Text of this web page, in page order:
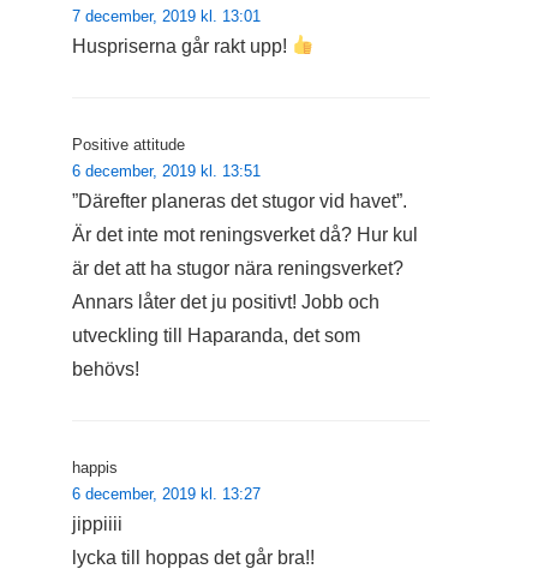
7 december, 2019 kl. 13:01
Huspriserna går rakt upp!
Positive attitude
6 december, 2019 kl. 13:51
”Därefter planeras det stugor vid havet”.
Är det inte mot reningsverket då? Hur kul
är det att ha stugor nära reningsverket?
Annars låter det ju positivt! Jobb och
utveckling till Haparanda, det som
behövs!
happis
6 december, 2019 kl. 13:27
jippiiii
lycka till hoppas det går bra!!